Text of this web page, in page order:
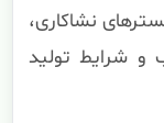
نشاکاری،
و شرایط تولید